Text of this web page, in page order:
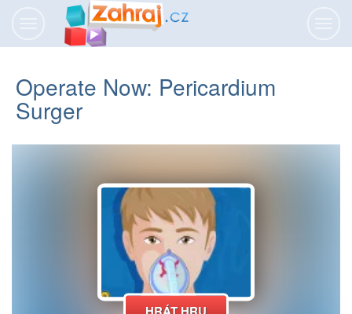
Operate Now: Pericardium
Surger